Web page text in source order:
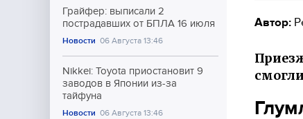
Грайфер: выписали 2
пострадавших от БПЛА 16 июля
Новости 06 Августа 13:46
Nikkei: Toyota приостановит 9
заводов в Японии из-за
тайфуна
Новости 06 Августа 13:46
Автор: